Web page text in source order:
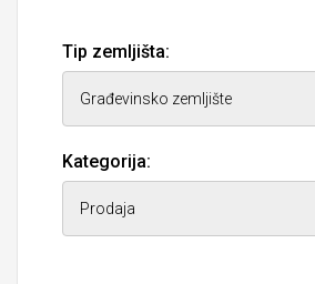
Tip zemljišta:
Kategorija: